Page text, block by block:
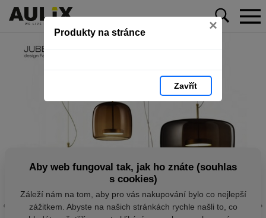
Produkty na stránce ×
Zavřít
Aby web fungoval tak, jak ho znáte (souhlas
s cookies)
Záleží nám na tom, aby pro vás nakupování bylo co nejlepší
zážitkem. Abyste na našich stránkách rychle našli to, co